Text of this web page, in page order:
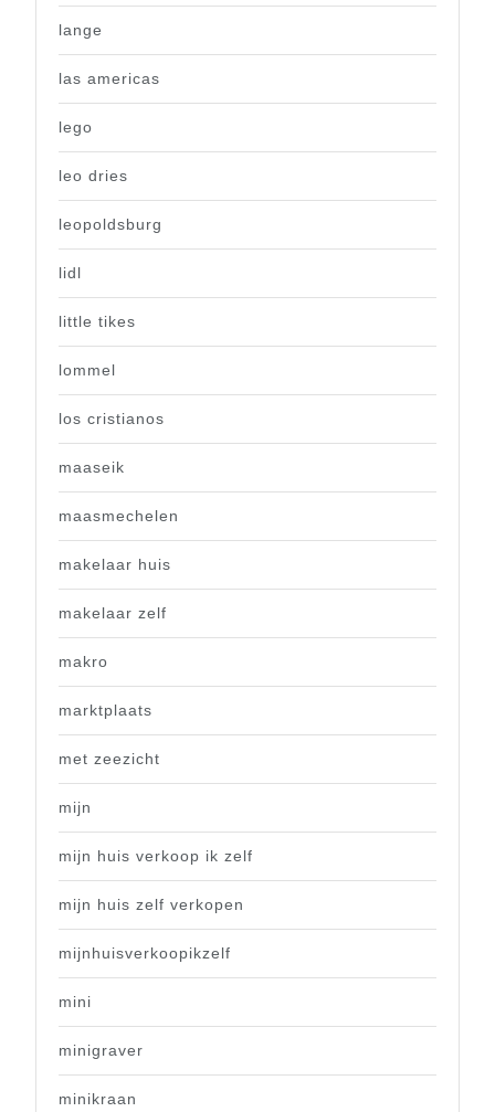
lange
las americas
lego
leo dries
leopoldsburg
lidl
little tikes
lommel
los cristianos
maaseik
maasmechelen
makelaar huis
makelaar zelf
makro
marktplaats
met zeezicht
mijn
mijn huis verkoop ik zelf
mijn huis zelf verkopen
mijnhuisverkoopikzelf
mini
minigraver
minikraan